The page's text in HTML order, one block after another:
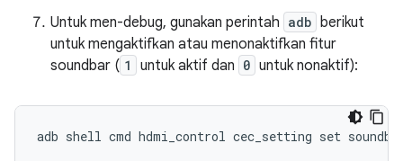
Untuk men-debug, gunakan perintah adb berikut
untuk mengaktifkan atau menonaktifkan fitur
soundbar ( 1 untuk aktif dan 0 untuk nonaktif):